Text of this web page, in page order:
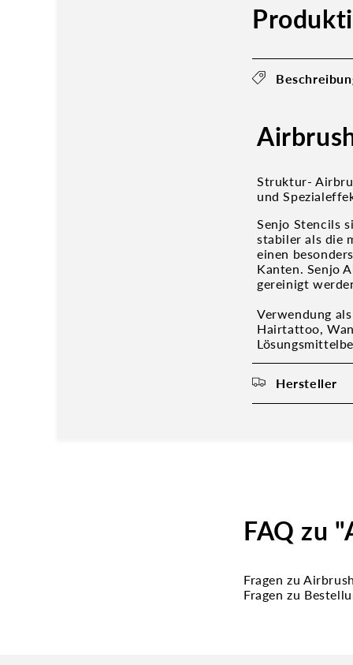
Struktur-
und
Senjo Stencils
stabiler als die
einen
Kanten. Senjo
gereinigt
Verwendung
Hairtattoo,
Hersteller
FAQ zu
Fragen zu
Fragen zu